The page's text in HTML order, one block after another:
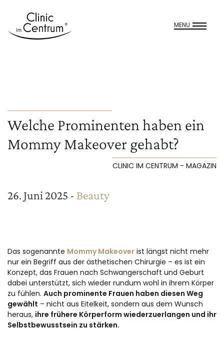
MENU
Welche Prominenten haben ein
Mommy Makeover gehabt?
CLINIC IM CENTRUM - MAGAZIN
26. Juni 2025 - Beauty
Das sogenannte Mommy Makeover ist längst nicht mehr
nur ein Begriff aus der ästhetischen Chirurgie – es ist ein
Konzept, das Frauen nach Schwangerschaft und Geburt
dabei unterstützt, sich wieder rundum wohl in ihrem Körper
zu fühlen. Auch prominente Frauen haben diesen Weg
gewählt – nicht aus Eitelkeit, sondern aus dem Wunsch
heraus, ihre frühere Körperform wiederzuerlangen und ihr
Selbstbewusstsein zu stärken.